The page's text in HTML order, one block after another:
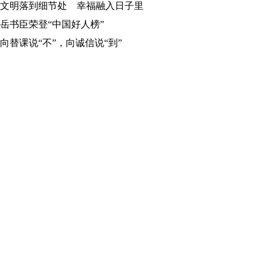
文明落到细节处 幸福融入日子里
岳书臣荣登“中国好人榜”
向替课说“不”，向诚信说“到”